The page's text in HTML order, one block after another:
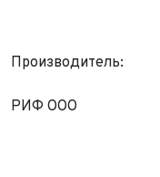
Производитель:
РИФ ООО